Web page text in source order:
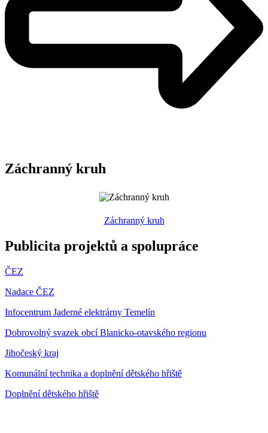
Záchranný kruh
Záchranný kruh
Publicita projektů a spolupráce
ČEZ
Nadace ČEZ
Infocentrum Jaderné elektrárny Temelín
Dobrovolný svazek obcí Blanicko-otavského regionu
Jihočeský kraj
Komunální technika a doplnění dětského hřiště
Doplnění dětského hřiště